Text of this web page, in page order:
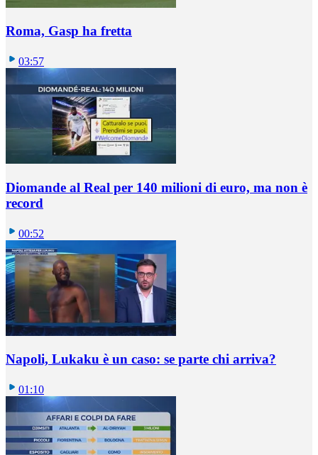
Roma, Gasp ha fretta
03:57
Diomande al Real per 140 milioni di euro, ma non è
record
00:52
Napoli, Lukaku è un caso: se parte chi arriva?
01:10